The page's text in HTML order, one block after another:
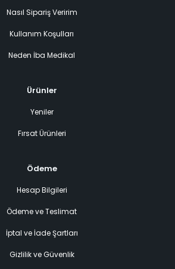
Nasıl Sipariş Veririm
Kullanım Koşulları
Neden İba Medikal
Ürünler
Yeniler
Fırsat Ürünleri
Ödeme
Hesap Bilgileri
Ödeme ve Teslimat
İptal ve İade Şartları
Gizlilik ve Güvenlik